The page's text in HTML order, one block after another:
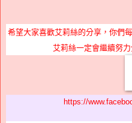
希望大家喜歡艾莉絲的分享，你們
艾莉絲一定會繼續努
https://